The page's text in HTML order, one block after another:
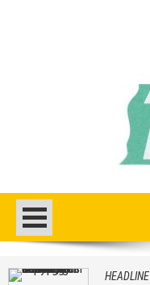
HEADLINE